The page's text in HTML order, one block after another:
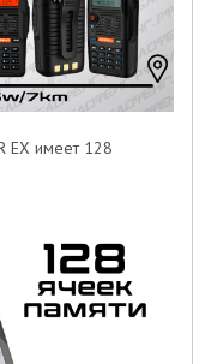
EX имеет 128